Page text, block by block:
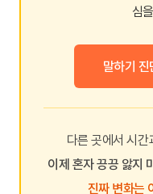
심
말하기
다른 곳에서 시
이제 혼자 끙끙 앓지
진짜 변화는